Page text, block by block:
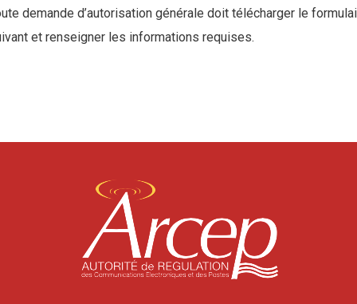
demande d’autorisation générale doit télécharger le
et renseigner les informations requises.